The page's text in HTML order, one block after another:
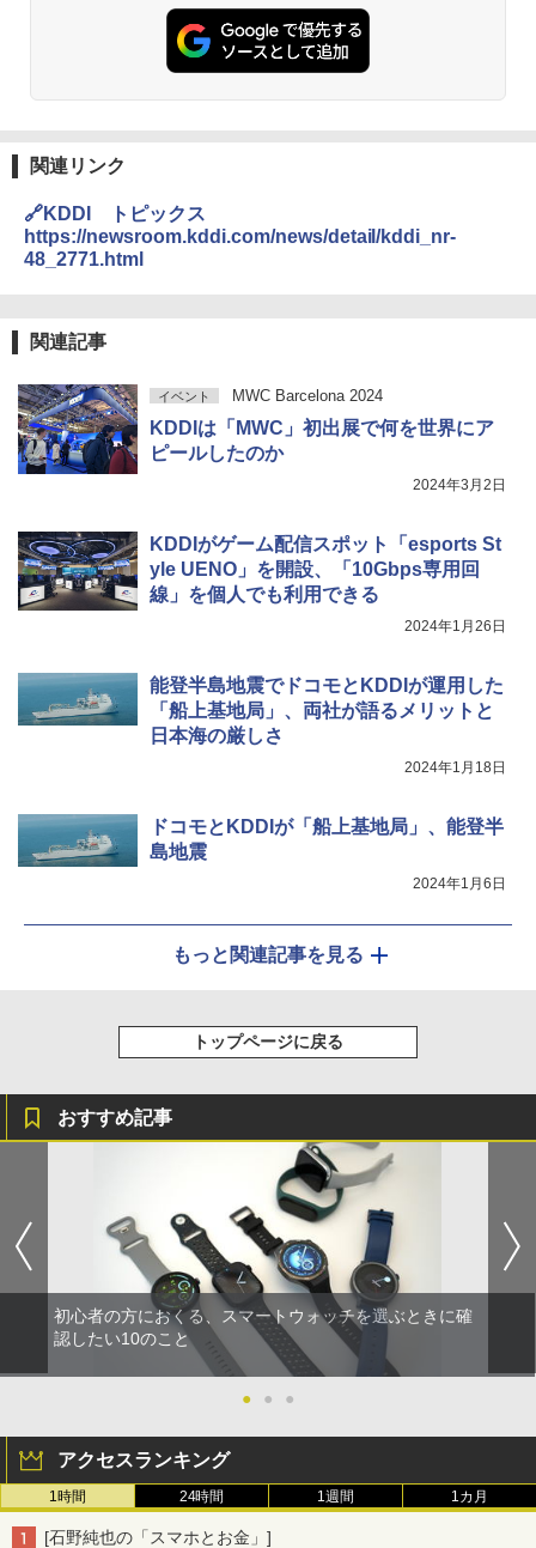
関連リンク
🔗KDDI トピックス
https://newsroom.kddi.com/news/detail/kddi_nr-
48_2771.html
関連記事
イベント MWC Barcelona 2024
KDDIは「MWC」初出展で何を世界にア
ピールしたのか
2024年3月2日
KDDIがゲーム配信スポット「esports St
yle UENO」を開設、「10Gbps専用回
線」を個人でも利用できる
2024年1月26日
能登半島地震でドコモとKDDIが運用した
「船上基地局」、両社が語るメリットと
日本海の厳しさ
2024年1月18日
ドコモとKDDIが「船上基地局」、能登半
島地震
2024年1月6日
もっと関連記事を見る
トップページに戻る
おすすめ記事
初心者の方におくる、スマートウォッチを選ぶときに確
認したい10のこと
● ● ●
アクセスランキング
1時間 24時間 1週間 1カ月
[石野純也の「スマホとお金」]